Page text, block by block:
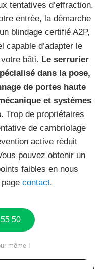
tentatives d’effraction.
entrée, la démarche
blindage certifié A2P,
capable d’adapter le
bâti. Le serrurier
dans la pose,
de portes haute
et systèmes
. Trop de propriétaires
de cambriolage
active réduit
pouvez obtenir un
faibles en nous
contact.
50
même !